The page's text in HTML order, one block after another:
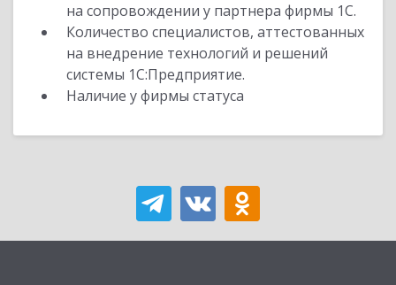
на сопровождении у партнера фирмы 1С.
Количество специалистов, аттестованных
на внедрение технологий и решений
системы 1С:Предприятие.
Наличие у фирмы статуса